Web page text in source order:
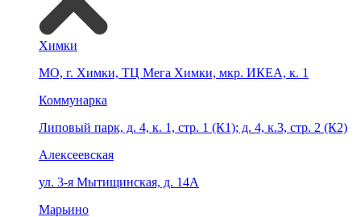
Химки
МО, г. Химки, ТЦ Мега Химки, мкр. ИКЕА, к. 1
Коммунарка
Липовый парк, д. 4, к. 1, стр. 1 (К1); д. 4, к.3, стр. 2 (К2)
Алексеевская
ул. 3-я Мытищинская, д. 14А
Марьино